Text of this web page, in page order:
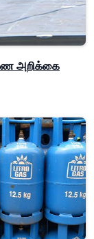
அறிக்கை